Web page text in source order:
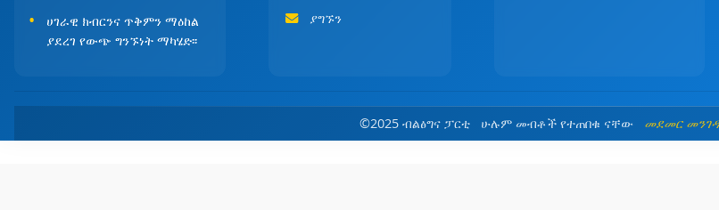
ሀገራዊ ክብርንና ጥቅምን ማዕከል
ያደረገ የውጭ ግንኙነት ማካሄድ፡፡
ያግኙን
©2025 ብልፅግና ፓርቲ ሁሉም መብቶች የተጠበቁ ናቸው መደመር